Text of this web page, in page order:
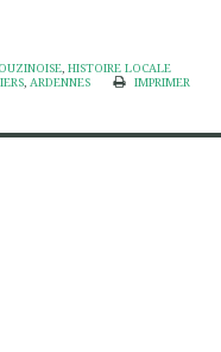
, HISTOIRE LOCALE
, ARDENNES
IMPRIMER